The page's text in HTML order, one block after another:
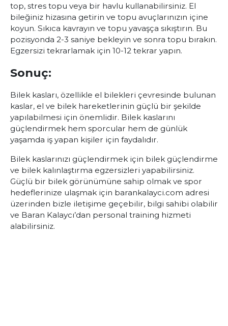
top, stres topu veya bir havlu kullanabilirsiniz. El
bileğiniz hizasına getirin ve topu avuçlarınızın içine
koyun. Sıkıca kavrayın ve topu yavaşça sıkıştırın. Bu
pozisyonda 2-3 saniye bekleyin ve sonra topu bırakın.
Egzersizi tekrarlamak için 10-12 tekrar yapın.
Sonuç:
Bilek kasları, özellikle el bilekleri çevresinde bulunan
kaslar, el ve bilek hareketlerinin güçlü bir şekilde
yapılabilmesi için önemlidir. Bilek kaslarını
güçlendirmek hem sporcular hem de günlük
yaşamda iş yapan kişiler için faydalıdır.
Bilek kaslarınızı güçlendirmek için bilek güçlendirme
ve bilek kalınlaştırma egzersizleri yapabilirsiniz.
Güçlü bir bilek görünümüne sahip olmak ve spor
hedeflerinize ulaşmak için barankalayci.com adresi
üzerinden bizle iletişime geçebilir, bilgi sahibi olabilir
ve Baran Kalaycı’dan personal training hizmeti
alabilirsiniz.